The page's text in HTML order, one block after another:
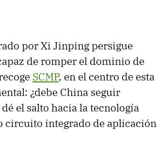
por Xi Jinping persigue
de romper el dominio de
SCMP, en el centro de esta
¿debe China seguir
el salto hacia la tecnología
circuito integrado de aplicación